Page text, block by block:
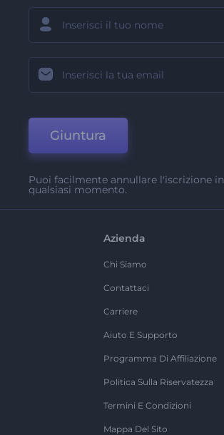
Giuntura
Puoi facilmente annullare l'iscrizione in
qualsiasi momento.
Azienda
Chi Siamo
Contattaci
Carriere
Aiuto E Supporto
Programma Di Affiliazione
Politica Sulla Riservatezza
Termini E Condizioni
Mappa Del Sito